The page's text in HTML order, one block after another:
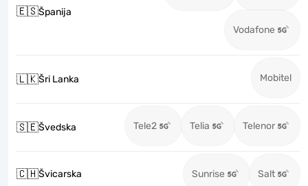
🇪🇸Španija
Vodafone
🇱🇰Šri Lanka Mobitel
🇸🇪Švedska Tele2 Telia Telenor
🇨🇭Švicarska Sunrise Salt